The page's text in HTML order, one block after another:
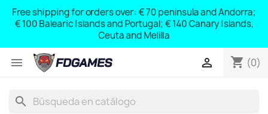
Free shipping for orders over: € 70 peninsula and Andorra;
€ 100 Balearic Islands and Portugal; € 140 Canary Islands,
Ceuta and Melilla
 shopping_cart (0)

search